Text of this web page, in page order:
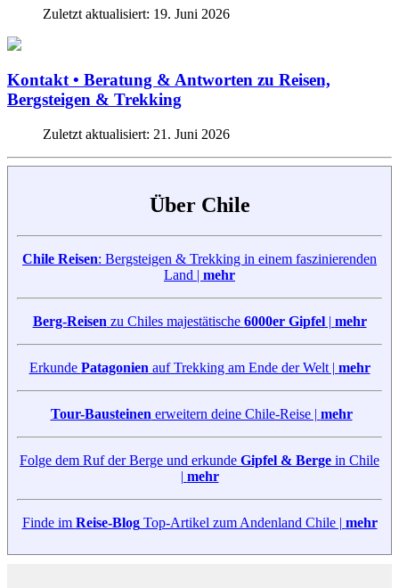
Zuletzt aktualisiert: 19. Juni 2026
Kontakt • Beratung & Antworten zu Reisen,
Bergsteigen & Trekking
Zuletzt aktualisiert: 21. Juni 2026
Über Chile
Chile Reisen: Bergsteigen & Trekking in einem faszinierenden
Land | mehr
Berg-Reisen zu Chiles majestätische 6000er Gipfel| mehr
Erkunde Patagonien auf Trekking am Ende der Welt | mehr
Tour-Bausteinen erweitern deine Chile-Reise | mehr
Folge dem Ruf der Berge und erkunde Gipfel & Berge in Chile
| mehr
Finde im Reise-BlogTop-Artikel zum Andenland Chile | mehr